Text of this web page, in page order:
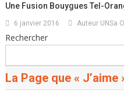
Une Fusion Bouygues Tel-
6 janvier 2016 Auteur UNSa
Rechercher
La Page que « J’aime